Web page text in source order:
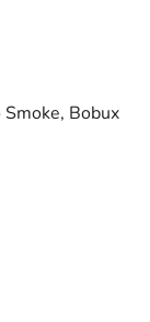
Smoke, Bobux